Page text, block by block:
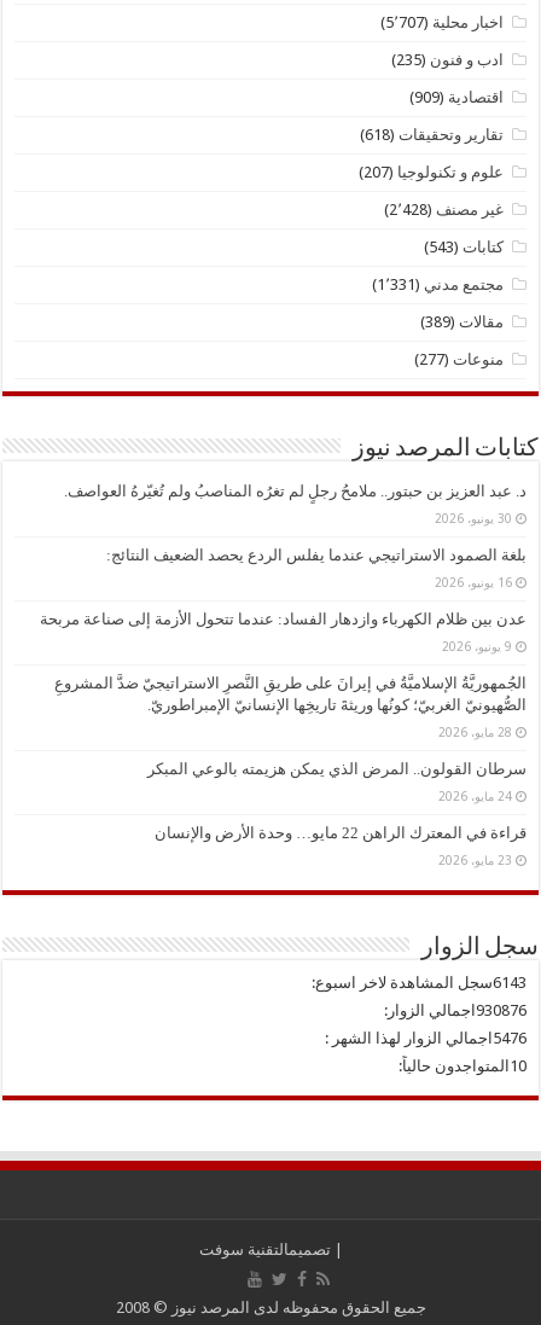
اخبار محلية (5٬707)
ادب و فنون (235)
اقتصادية (909)
تقارير وتحقيقات (618)
علوم و تكنولوجيا (207)
غير مصنف (2٬428)
كتابات (543)
مجتمع مدني (1٬331)
مقالات (389)
منوعات (277)
كتابات المرصد نيوز
د. ​عبد العزيز بن حبتور.. ملامحُ رجلٍ لم تغرُه المناصبُ ولم تُغيّرهُ العواصف.
30 يونيو، 2026
بلغة الصمود الاستراتيجي عندما يفلس الردع يحصد الضعيف النتائج:
16 يونيو، 2026
عدن بين ظلام الكهرباء وازدهار الفساد: عندما تتحول الأزمة إلى صناعة مربحة
9 يونيو، 2026
الجُمهوريَّةُ الإسلاميَّةُ في إيرانَ على طريقِ النَّصرِ الاستراتيجيّ ضدَّ المشروعِ
الصُّهيونيّ الغربيّ؛ كونُها وريثةَ تاريخِها الإنسانيّ الإمبراطوريّ.
28 مايو، 2026
سرطان القولون.. المرض الذي يمكن هزيمته بالوعي المبكر
24 مايو، 2026
قراءة في المعترك الراهن 22 مايو… وحدة الأرض والإنسان
23 مايو، 2026
سجل الزوار
6143سجل المشاهدة لاخر اسبوع:
930876 اجمالي الزوار:
5476 اجمالي الزوار لهذا الشهر :
10 المتواجدون حالياً:
| تصميمالتقنية سوفت
جميع الحقوق محفوظه لدى المرصد نيوز © 2008